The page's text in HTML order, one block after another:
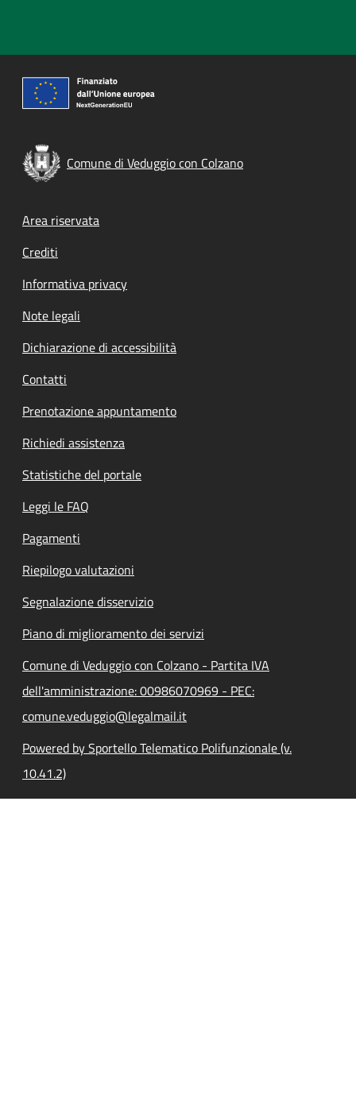
Comune di Veduggio con Colzano
Footer menu
Area riservata
Crediti
Informativa privacy
Note legali
Dichiarazione di accessibilità
Contatti
Prenotazione appuntamento
Richiedi assistenza
Statistiche del portale
Leggi le FAQ
Pagamenti
Riepilogo valutazioni
Segnalazione disservizio
Piano di miglioramento dei servizi
Comune di Veduggio con Colzano - Partita IVA
dell'amministrazione: 00986070969 - PEC:
comune.veduggio@legalmail.it
Powered by Sportello Telematico Polifunzionale (v.
10.41.2)